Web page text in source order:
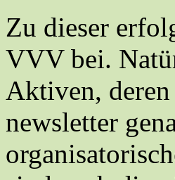
Zu dieser
VVV bei.
Aktiven,
newsletter